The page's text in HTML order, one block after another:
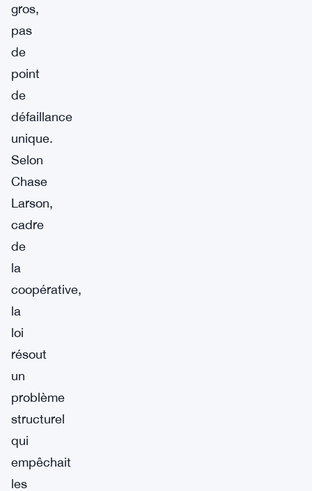
gros,
pas
de
point
de
défaillance
unique.
Selon
Chase
Larson,
cadre
de
la
coopérative,
la
loi
résout
un
problème
structurel
qui
empêchait
les